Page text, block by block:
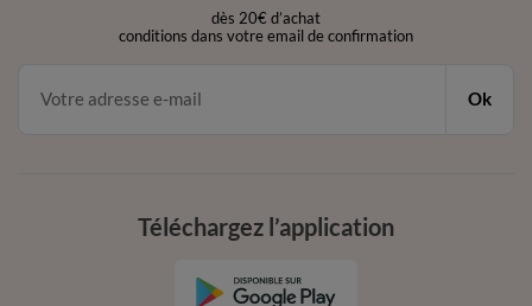
dès 20€ d’achat
conditions dans votre email de confirmation
Ok
Téléchargez l’application